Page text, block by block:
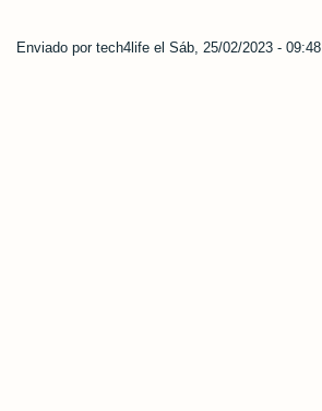
Enviado por tech4life el Sáb, 25/02/2023 - 09:48